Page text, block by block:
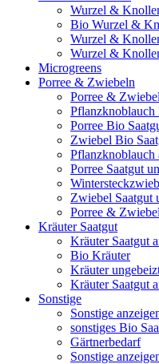
Wurzel &
Bio Wurzel &
Wurzel &
Wurzel &
Microgreens
Porree & Zwiebeln
Porree &
Pflanzknoblauch
Porree Bio
Zwiebel Bio
Pflanzknoblauch
Porree Saatgut
Zwiebel Saatgut
Porree &
Kräuter Saatgut
Kräuter Saatgut
Bio Kräuter
Kräuter
Kräuter Saatgut
Sonstige
Sonstige
sonstiges Bio
Gärtnerbedarf
Sonstige